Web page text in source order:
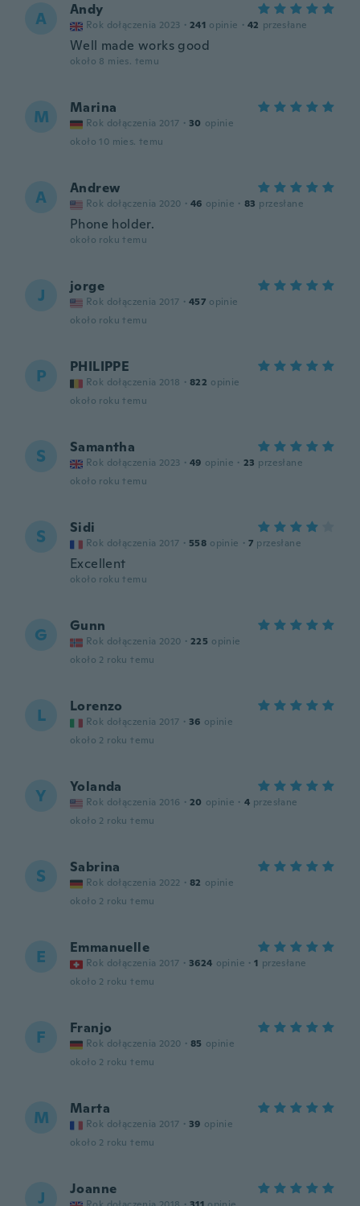
A Andy
Rok dołączenia 2023 · 241 opinie · 42 przesłane
Well made works good
około 8 mies. temu
M Marina
Rok dołączenia 2017 · 30 opinie
około 10 mies. temu
A Andrew
Rok dołączenia 2020 · 46 opinie · 83 przesłane
Phone holder.
około roku temu
J jorge
Rok dołączenia 2017 · 457 opinie
około roku temu
P PHILIPPE
Rok dołączenia 2018 · 822 opinie
około roku temu
S Samantha
Rok dołączenia 2023 · 49 opinie · 23 przesłane
około roku temu
S Sidi
Rok dołączenia 2017 · 558 opinie · 7 przesłane
Excellent
około roku temu
G Gunn
Rok dołączenia 2020 · 225 opinie
około 2 roku temu
L Lorenzo
Rok dołączenia 2017 · 36 opinie
około 2 roku temu
Y Yolanda
Rok dołączenia 2016 · 20 opinie · 4 przesłane
około 2 roku temu
S Sabrina
Rok dołączenia 2022 · 82 opinie
około 2 roku temu
E Emmanuelle
Rok dołączenia 2017 · 3624 opinie · 1 przesłane
około 2 roku temu
F Franjo
Rok dołączenia 2020 · 85 opinie
około 2 roku temu
M Marta
Rok dołączenia 2017 · 39 opinie
około 2 roku temu
J Joanne